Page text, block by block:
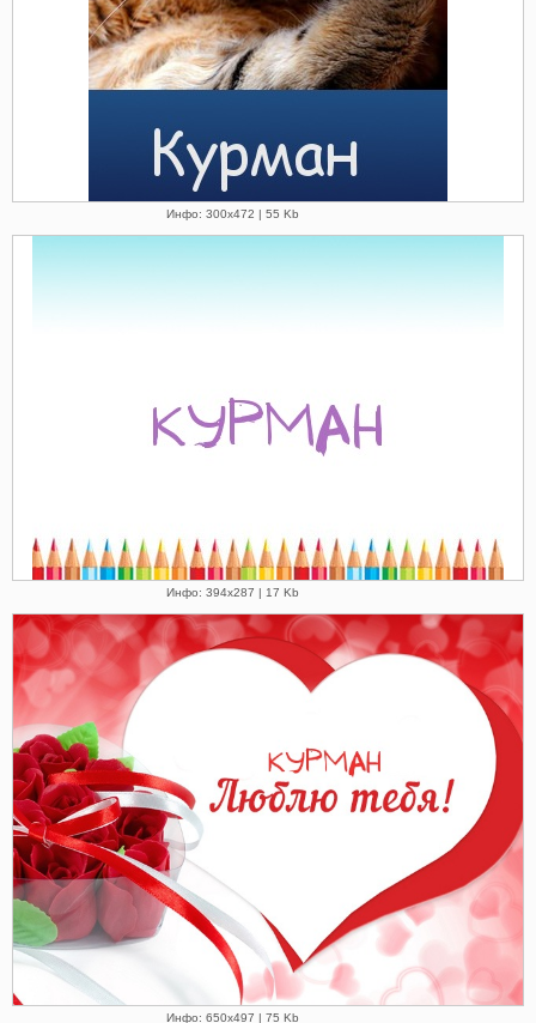
Инфо: 300х472 | 55 Kb
Инфо: 394х287 | 17 Kb
Инфо: 650х497 | 75 Kb